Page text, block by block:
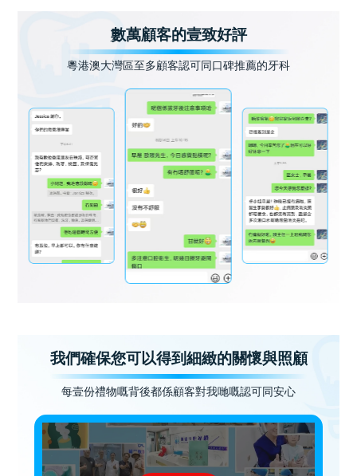
數萬顧客的壹致好評
粵港澳大灣區至多顧客認可同口碑推薦的牙科
我們確保您可以得到細緻的關懷與照顧
每壹份禮物嘅背後都係顧客對我哋嘅認可同安心